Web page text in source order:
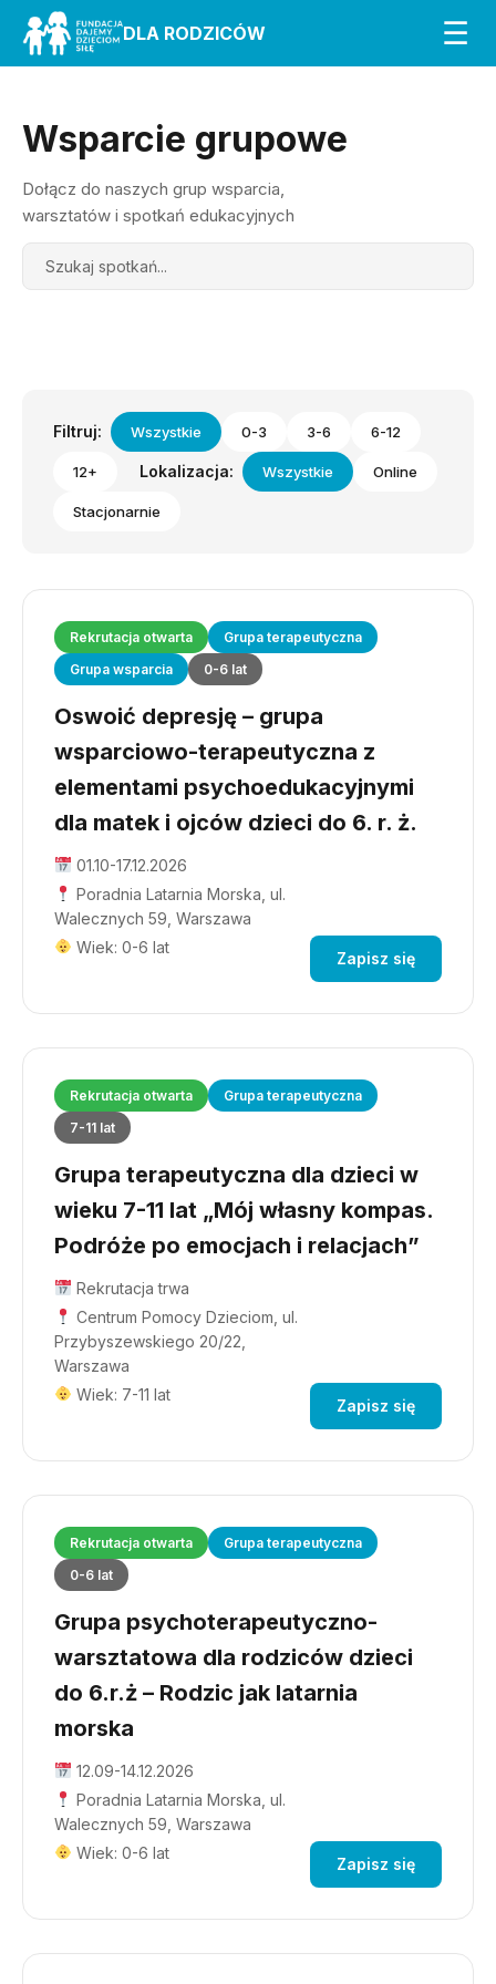
DLA RODZICÓW ☰
Wsparcie grupowe
Dołącz do naszych grup wsparcia,
warsztatów i spotkań edukacyjnych
Search
Filtruj: Wszystkie 0-3 3-6 6-12
12+ Lokalizacja: Wszystkie Online
Stacjonarnie
Rekrutacja otwarta
Grupa terapeutyczna
Grupa wsparcia
0-6 lat
Oswoić depresję – grupa
wsparciowo-terapeutyczna z
elementami psychoedukacyjnymi
dla matek i ojców dzieci do 6. r. ż.
01.10-17.12.2026
Poradnia Latarnia Morska, ul.
Walecznych 59, Warszawa
Wiek: 0-6 lat
Zapisz się
Rekrutacja otwarta
Grupa terapeutyczna
7-11 lat
Grupa terapeutyczna dla dzieci w
wieku 7-11 lat „Mój własny kompas.
Podróże po emocjach i relacjach”
Rekrutacja trwa
Centrum Pomocy Dzieciom, ul.
Przybyszewskiego 20/22,
Warszawa
Wiek: 7-11 lat
Zapisz się
Rekrutacja otwarta
Grupa terapeutyczna
0-6 lat
Grupa psychoterapeutyczno-
warsztatowa dla rodziców dzieci
do 6.r.ż – Rodzic jak latarnia
morska
12.09-14.12.2026
Poradnia Latarnia Morska, ul.
Walecznych 59, Warszawa
Wiek: 0-6 lat
Zapisz się